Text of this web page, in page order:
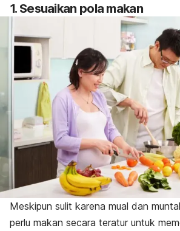
1. Sesuaikan pola makan
Meskipun sulit karena mual dan
perlu makan secara teratur untuk